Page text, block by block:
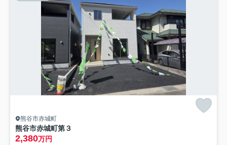
熊谷市赤城町
熊谷市赤城町第３
2,380万円